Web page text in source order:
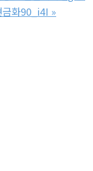
금화90_i4I »